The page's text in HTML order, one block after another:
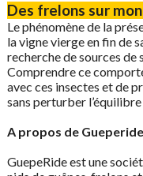
Des frelons sur
Le phénomène de la
la vigne vierge en fin de
recherche de sources de
Comprendre ce
avec ces insectes et de
sans perturber
A propos de Gueperide
GuepeRide est une